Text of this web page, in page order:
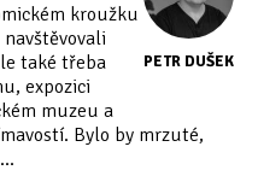
PETR DUŠEK
kroužku
také třeba
expozici
muzeu a
Bylo by mrzuté,